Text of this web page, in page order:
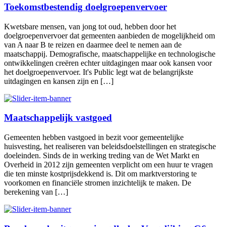
Toekomstbestendig doelgroepenvervoer
Kwetsbare mensen, van jong tot oud, hebben door het
doelgroepenvervoer dat gemeenten aanbieden de mogelijkheid om
van A naar B te reizen en daarmee deel te nemen aan de
maatschappij. Demografische, maatschappelijke en technologische
ontwikkelingen creëren echter uitdagingen maar ook kansen voor
het doelgroepenvervoer. It's Public legt wat de belangrijkste
uitdagingen en kansen zijn en […]
Maatschappelijk vastgoed
Gemeenten hebben vastgoed in bezit voor gemeentelijke
huisvesting, het realiseren van beleidsdoelstellingen en strategische
doeleinden. Sinds de in werking treding van de Wet Markt en
Overheid in 2012 zijn gemeenten verplicht om een huur te vragen
die ten minste kostprijsdekkend is. Dit om marktverstoring te
voorkomen en financiële stromen inzichtelijk te maken. De
berekening van […]